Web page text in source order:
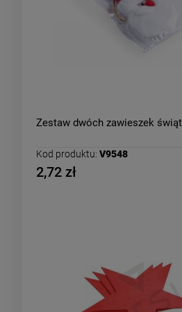
Zestaw dwóch zawieszek
Kod produktu: V9548
2,72 zł